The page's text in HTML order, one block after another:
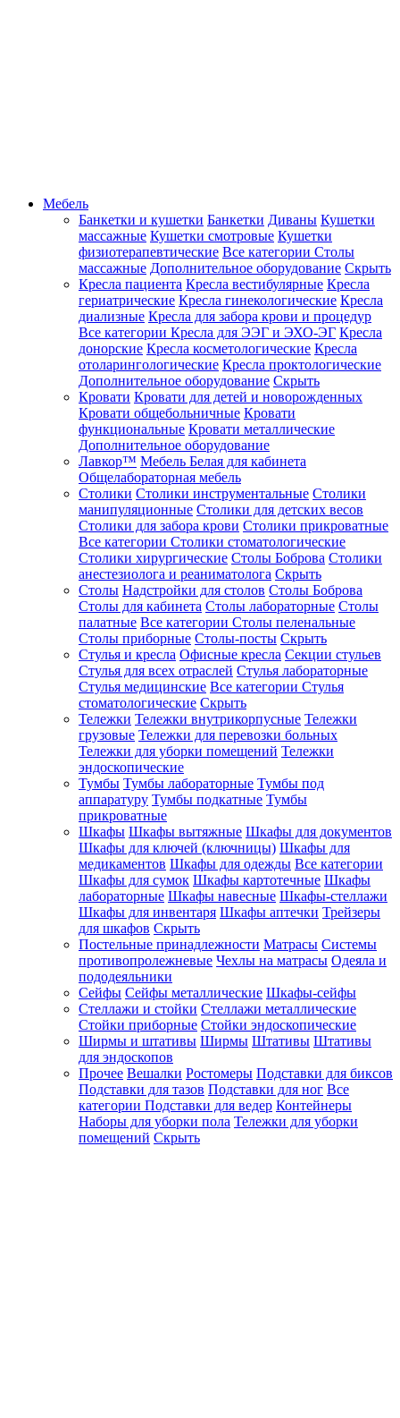
Мебель
Банкетки и кушетки Банкетки Диваны Кушетки
массажные Кушетки смотровые Кушетки
физиотерапевтические Все категории Столы
массажные Дополнительное оборудование Скрыть
Кресла пациента Кресла вестибулярные Кресла
гериатрические Кресла гинекологические Кресла
диализные Кресла для забора крови и процедур
Все категории Кресла для ЭЭГ и ЭХО-ЭГ Кресла
донорские Кресла косметологические Кресла
отоларингологические Кресла проктологические
Дополнительное оборудование Скрыть
Кровати Кровати для детей и новорожденных
Кровати общебольничные Кровати
функциональные Кровати металлические
Дополнительное оборудование
Лавкор™ Мебель Белая для кабинета
Общелабораторная мебель
Столики Столики инструментальные Столики
манипуляционные Столики для детских весов
Столики для забора крови Столики прикроватные
Все категории Столики стоматологические
Столики хирургические Столы Боброва Столики
анестезиолога и реаниматолога Скрыть
Столы Надстройки для столов Столы Боброва
Столы для кабинета Столы лабораторные Столы
палатные Все категории Столы пеленальные
Столы приборные Столы-посты Скрыть
Стулья и кресла Офисные кресла Секции стульев
Стулья для всех отраслей Стулья лабораторные
Стулья медицинские Все категории Стулья
стоматологические Скрыть
Тележки Тележки внутрикорпусные Тележки
грузовые Тележки для перевозки больных
Тележки для уборки помещений Тележки
эндоскопические
Тумбы Тумбы лабораторные Тумбы под
аппаратуру Тумбы подкатные Тумбы
прикроватные
Шкафы Шкафы вытяжные Шкафы для документов
Шкафы для ключей (ключницы) Шкафы для
медикаментов Шкафы для одежды Все категории
Шкафы для сумок Шкафы картотечные Шкафы
лабораторные Шкафы навесные Шкафы-стеллажи
Шкафы для инвентаря Шкафы аптечки Трейзеры
для шкафов Скрыть
Постельные принадлежности Матрасы Системы
противопролежневые Чехлы на матрасы Одеяла и
пододеяльники
Сейфы Сейфы металлические Шкафы-сейфы
Стеллажи и стойки Стеллажи металлические
Стойки приборные Стойки эндоскопические
Ширмы и штативы Ширмы Штативы Штативы
для эндоскопов
Прочее Вешалки Ростомеры Подставки для биксов
Подставки для тазов Подставки для ног Все
категории Подставки для ведер Контейнеры
Наборы для уборки пола Тележки для уборки
помещений Скрыть